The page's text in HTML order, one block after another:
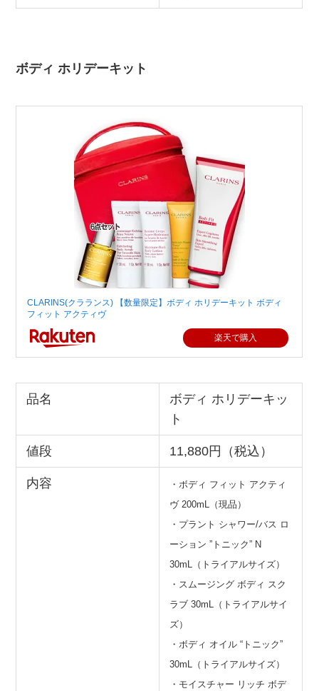
ボディ ホリデーキット
CLARINS(クラランス) 【数量限定】ボディ ホリデーキット ボディ
フィット アクティヴ
楽天で購入
品名
ボディ ホリデーキッ
ト
値段 11,880円（税込）
内容
・ボディ フィット アクティ
ヴ 200mL（現品）
・プラント シャワー/バス ロ
ーション ”トニック” N
30mL（トライアルサイズ）
・スムージング ボディ スク
ラブ 30mL（トライアルサイ
ズ）
・ボディ オイル “トニック”
30mL（トライアルサイズ）
・モイスチャー リッチ ボデ